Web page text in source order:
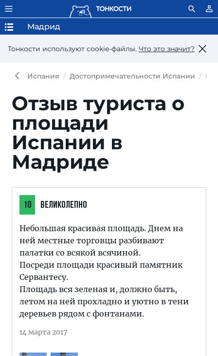
Тонкости используют сookie-файлы. Что это значит?
Мадрид
Испания Достопримечательности Испании
Отзыв туриста о
площади
Испании в
Мадриде
10 ВЕЛИКОЛЕПНО
Небольшая красивая площадь. Днем на
ней местные торговцы разбивают
палатки со всякой всячиной.
Посреди площади красивый памятник
Сервантесу.
Площадь вся зеленая и, должно быть,
летом на ней прохладно и уютно в тени
деревьев рядом с фонтанами.
14 марта 2017